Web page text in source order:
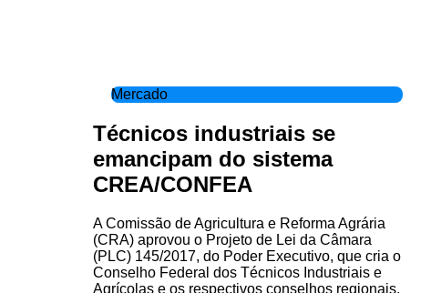
Mercado
Técnicos industriais se
emancipam do sistema
CREA/CONFEA
A Comissão de Agricultura e Reforma Agrária
(CRA) aprovou o Projeto de Lei da Câmara
(PLC) 145/2017, do Poder Executivo, que cria o
Conselho Federal dos Técnicos Industriais e
Agrícolas e os respectivos conselhos regionais.